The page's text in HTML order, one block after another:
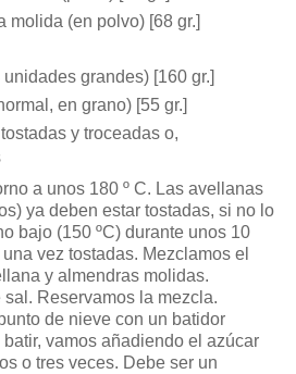
molida (en polvo) [68 gr.]
grandes) [160 gr.]
en grano) [55 gr.]
y troceadas o,
a unos 180 º C. Las avellanas
ya deben estar tostadas, si no lo
bajo (150 ºC) durante unos 10
vez tostadas. Mezclamos el
y almendras molidas.
Reservamos la mezcla.
de nieve con un batidor
vamos añadiendo el azúcar
o tres veces. Debe ser un